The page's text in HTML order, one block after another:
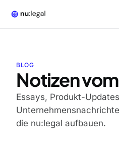
BLOG
Notizen vom
Essays, Produkt-
die nu:legal aufbauen.